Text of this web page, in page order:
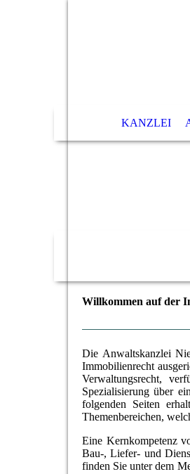
KANZLEI
Willkommen auf der
Die Anwaltskanzlei
Immobilienrecht
Verwaltungsrecht,
Spezialisierung über
folgenden Seiten
Themenbereichen,
Eine Kernkompetenz
Bau-, Liefer- und
finden Sie unter dem